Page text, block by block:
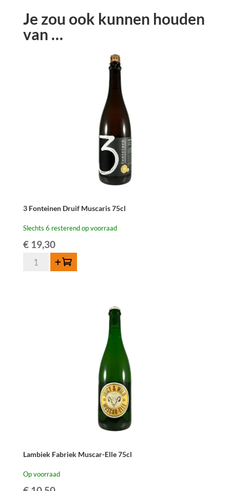
Je zou ook kunnen houden
van …
3 Fonteinen Druif Muscaris 75cl
Slechts 6 resterend op voorraad
€19,30
Fonteinen
Toevoegen
Lambiek Fabriek Muscar-Elle 75cl
Op voorraad